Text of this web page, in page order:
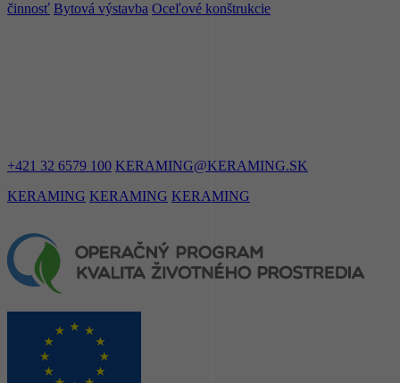
činnosť Bytová výstavba Oceľové konštrukcie
+421 32 6579 100 KERAMING@KERAMING.SK
KERAMING KERAMING KERAMING